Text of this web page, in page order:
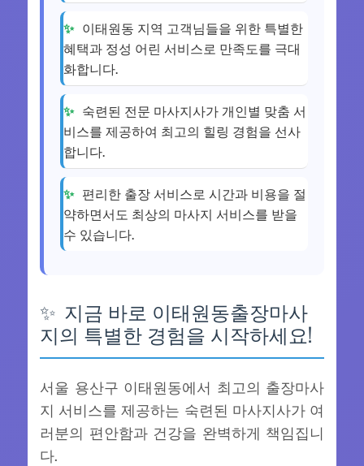
이태원동 지역 고객님들을 위한 특별한
혜택과 정성 어린 서비스로 만족도를 극대
화합니다.
숙련된 전문 마사지사가 개인별 맞춤 서
비스를 제공하여 최고의 힐링 경험을 선사
합니다.
편리한 출장 서비스로 시간과 비용을 절
약하면서도 최상의 마사지 서비스를 받을
수 있습니다.
지금 바로 이태원동출장마사
지의 특별한 경험을 시작하세요!
서울 용산구 이태원동에서 최고의 출장마사
지 서비스를 제공하는 숙련된 마사지사가 여
러분의 편안함과 건강을 완벽하게 책임집니
다.